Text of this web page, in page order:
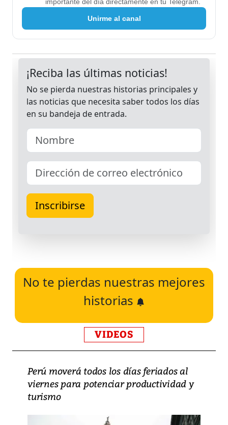
importante del día directamente en tu Telegram.
Unirme al canal
No te pierdas nuestras mejores
historias
VIDEOS
Perú moverá todos los días feriados al
viernes para potenciar productividad y
turismo